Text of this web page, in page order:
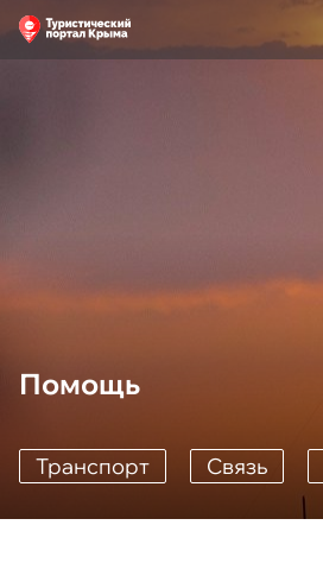
Помощь
Транспорт Cвязь